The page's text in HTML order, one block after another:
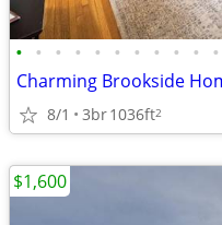
• • • • • • • • • • •
Charming Brookside
8/1 3br1036ft2
$1,600